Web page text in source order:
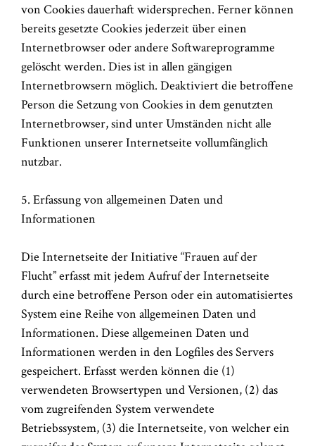
von Cookies dauerhaft widersprechen. Ferner können
bereits gesetzte Cookies jederzeit über einen
Internetbrowser oder andere Softwareprogramme
gelöscht werden. Dies ist in allen gängigen
Internetbrowsern möglich. Deaktiviert die betroffene
Person die Setzung von Cookies in dem genutzten
Internetbrowser, sind unter Umständen nicht alle
Funktionen unserer Internetseite vollumfänglich
nutzbar.
5. Erfassung von allgemeinen Daten und
Informationen
Die Internetseite der Initiative “Frauen auf der
Flucht” erfasst mit jedem Aufruf der Internetseite
durch eine betroffene Person oder ein automatisiertes
System eine Reihe von allgemeinen Daten und
Informationen. Diese allgemeinen Daten und
Informationen werden in den Logfiles des Servers
gespeichert. Erfasst werden können die (1)
verwendeten Browsertypen und Versionen, (2) das
vom zugreifenden System verwendete
Betriebssystem, (3) die Internetseite, von welcher ein